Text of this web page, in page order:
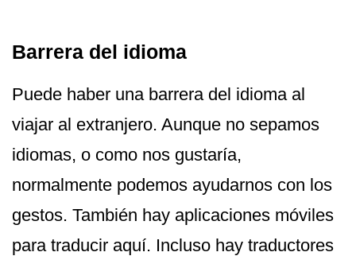
Barrera del idioma
Puede haber una barrera del idioma al
viajar al extranjero. Aunque no sepamos
idiomas, o como nos gustaría,
normalmente podemos ayudarnos con los
gestos. También hay aplicaciones móviles
para traducir aquí. Incluso hay traductores